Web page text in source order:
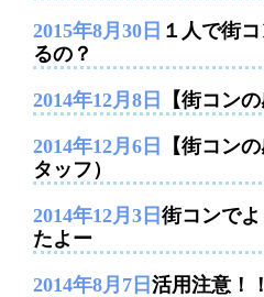
2015年8月30日 １人で街
るの？
2014年12月8日 【街コン
2014年12月6日
【街コン
タッフ）
2014年12月3日 街コンで
たよー
2014年8月7日 活用注意！